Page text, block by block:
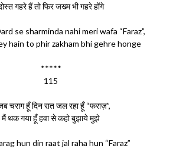
गहरे हैं तो फिर जख्म भी गहरे होंगे
se sharminda nahi meri wafa “Faraz”,
hain to phir zakham bhi gehre honge
*****
115
चराग हूँ दिन रात जल रहा हूँ “फराज़”,
मैं थक गया हूँ हवा से कहो बुझाये मुझे
hun din raat jal raha hun “Faraz”